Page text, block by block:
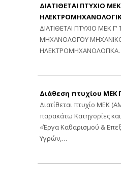
ΔΙΑΤΙΘΕΤΑΙ ΠΤΥΧΙΟ
ΔΙΑΤΙΘΕΤΑΙ ΠΤΥΧΙΟ ΜΕΚ Γ'
ΜΗΧΑΝΟΛΟΓΟΥ
ΗΛΕΚΤΡΟΜΗΧΑΝΟΛΟΓΙΚΑ.
Διάθεση πτυχίου ΜΕΚ
Διατίθεται πτυχίο ΜΕΚ
παρακάτω Κατηγορίες
«Έργα Καθαρισμού &
Υγρών,…